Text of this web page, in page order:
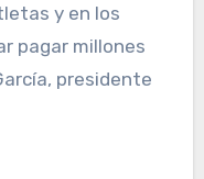
y en los
pagar millones
presidente